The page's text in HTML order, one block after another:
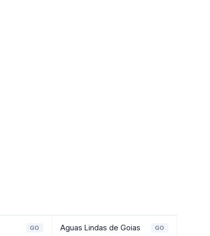
GO Aguas Lindas de Goias GO